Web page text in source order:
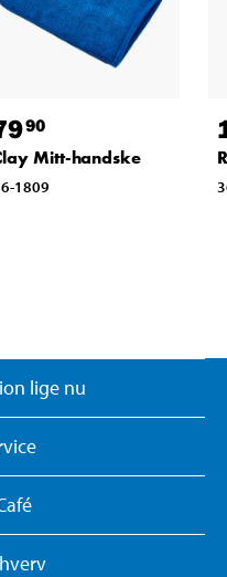
90
Mitt-handske
1809
lige nu